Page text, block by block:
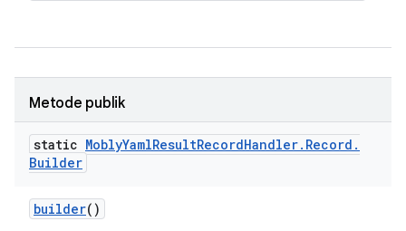
Metode publik
static MoblyYamlResultRecordHandler. Record .
Builder
builder()